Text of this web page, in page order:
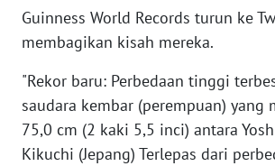
Guinness World Records turun ke
membagikan kisah mereka.
"Rekor baru: Perbedaan tinggi
saudara kembar (perempuan) yang
75,0 cm (2 kaki 5,5 inci) antara
Kikuchi (Jepang) Terlepas dari
SUMUT
JAKARTA
WN
JABAR